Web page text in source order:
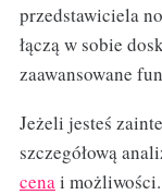
przedstawiciela
łączą w sobie
zaawansowane
Jeżeli jesteś
szczegółową
cenai możliwości.